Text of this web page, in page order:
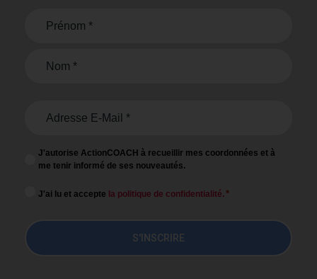
Newsletter
J'autorise ActionCOACH à recueillir mes coordonnées et à
me tenir informé de ses nouveautés.
Consentment
J'ai lu et accepte la politique de confidentialité. *